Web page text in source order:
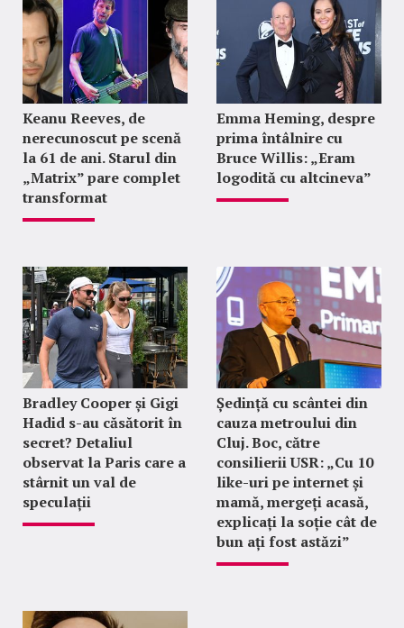
Keanu Reeves, de
nerecunoscut pe scenă
la 61 de ani. Starul din
„Matrix” pare complet
transformat
Emma Heming, despre
prima întâlnire cu
Bruce Willis: „Eram
logodită cu altcineva”
Bradley Cooper și Gigi
Hadid s-au căsătorit în
secret? Detaliul
observat la Paris care a
stârnit un val de
speculații
Ședință cu scântei din
cauza metroului din
Cluj. Boc, către
consilierii USR: „Cu 10
like-uri pe internet și
mamă, mergeți acasă,
explicați la soție cât de
bun ați fost astăzi”